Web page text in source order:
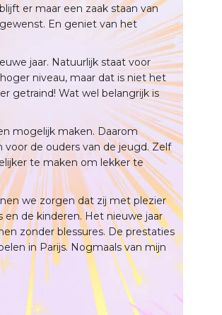
er maar een zaak staan van
En geniet van het
jaar. Natuurlijk staat voor
niveau, maar dat is niet het
getraind! Wat wel belangrijk is
mogelijk maken. Daarom
de ouders van de jeugd. Zelf
te maken om lekker te
we zorgen dat zij met plezier
de kinderen. Het nieuwe jaar
zonder blessures. De prestaties
in Parijs. Nogmaals van mijn